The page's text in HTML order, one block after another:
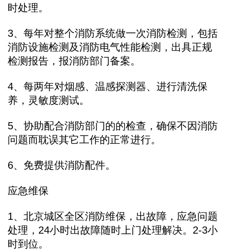
时处理。
3、每年对整个消防系统做一次消防检测，包括
消防设施检测及消防电气性能检测，出具正规
检测报告，报消防部门备案。
4、每两年对烟感、温感探测器、进行清洗保
养，灵敏度测试。
5、协助配合消防部门的的检查，确保不因消防
问题而耽误其它工作的正常进行。
6、免费提供消防配件。
应急维保
1、北京城区全区消防维保，出故障，应急问题
处理，24小时出故障随时上门处理解决。2-3小
时到位。